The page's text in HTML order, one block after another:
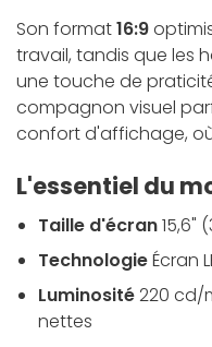
Son format16:9
travail, tandis que les
une touche de
compagnon visuel
confort d'affichage,
L'essentiel du
Taille d'écran15,6"
TechnologieÉcran
Luminosité220 cd/
nettes